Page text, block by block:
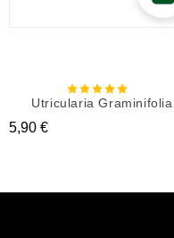
Utricularia Graminifolia
Prix
5,90 €